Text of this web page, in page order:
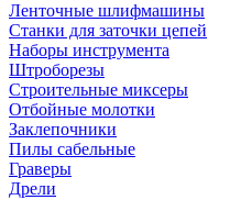
Ленточные шлифмашины
Станки для заточки цепей
Наборы инструмента
Штроборезы
Строительные миксеры
Отбойные молотки
Заклепочники
Пилы сабельные
Граверы
Дрели